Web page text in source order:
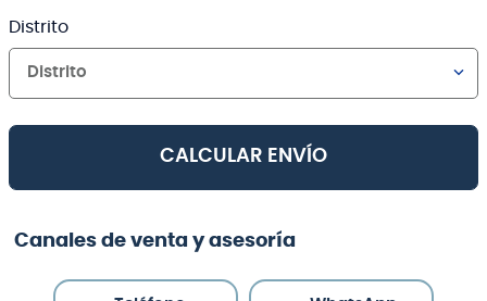
Distrito
Distrito
CALCULAR ENVÍO
Canales de venta y asesoría